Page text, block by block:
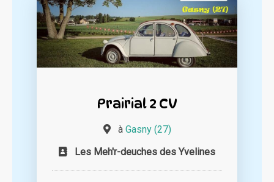
Prairial 2 CV
à Gasny (27)
Les Meh'r-deuches des Yvelines